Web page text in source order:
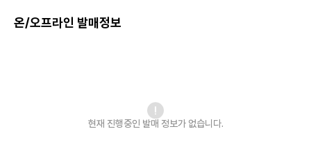
온/오프라인 발매정보
현재 진행중인 발매 정보가 없습니다.